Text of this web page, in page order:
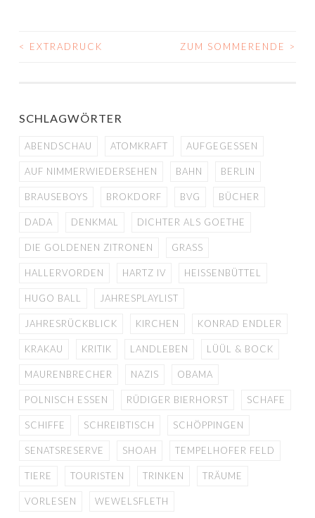
BEITRAGS-
< EXTRADRUCK ZUM SOMMERENDE >
SCHLAGWÖRTER
ABENDSCHAU ATOMKRAFT AUFGEGESSEN
AUF NIMMERWIEDERSEHEN BAHN BERLIN
BRAUSEBOYS BROKDORF BVG BÜCHER
DADA DENKMAL DICHTER ALS GOETHE
DIE GOLDENEN ZITRONEN GRASS
HALLERVORDEN HARTZ IV HEISSENBÜTTEL
HUGO BALL JAHRESPLAYLIST
JAHRESRÜCKBLICK KIRCHEN KONRAD ENDLER
KRAKAU KRITIK LANDLEBEN LÜÜL & BOCK
MAURENBRECHER NAZIS OBAMA
POLNISCH ESSEN RÜDIGER BIERHORST SCHAFE
SCHIFFE SCHREIBTISCH SCHÖPPINGEN
SENATSRESERVE SHOAH TEMPELHOFER FELD
TIERE TOURISTEN TRINKEN TRÄUME
VORLESEN WEWELSFLETH